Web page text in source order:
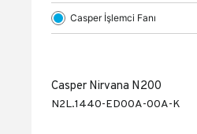
Casper İşlemci Fanı
Casper Nirvana N200
N2L.1440-ED00A-00A-K